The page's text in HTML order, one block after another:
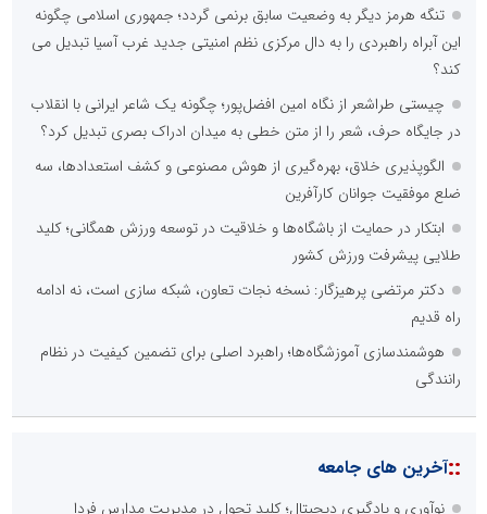
تنگه هرمز دیگر به وضعیت سابق برنمی گردد؛ جمهوری اسلامی چگونه
این آبراه راهبردی را به دال مرکزی نظم امنیتی جدید غرب آسیا تبدیل می
کند؟
چیستی طراشعر از نگاه امین افضل‌پور؛ چگونه یک شاعر ایرانی با انقلاب
در جایگاه حرف، شعر را از متن خطی به میدان ادراک بصری تبدیل کرد؟
الگوپذیری خلاق، بهره‌گیری از هوش مصنوعی و کشف استعدادها، سه
ضلع موفقیت جوانان کارآفرین
ابتکار در حمایت از باشگاه‌ها و خلاقیت در توسعه ورزش همگانی؛ کلید
طلایی پیشرفت ورزش کشور
دکتر مرتضی پرهیزگار: نسخه نجات تعاون، شبکه سازی است، نه ادامه
راه قدیم
هوشمندسازی آموزشگاه‌ها؛ راهبرد اصلی برای تضمین کیفیت در نظام
رانندگی
::آخرین های جامعه
نوآوری و یادگیری دیجیتال؛ کلید تحول در مدیریت مدارس فردا